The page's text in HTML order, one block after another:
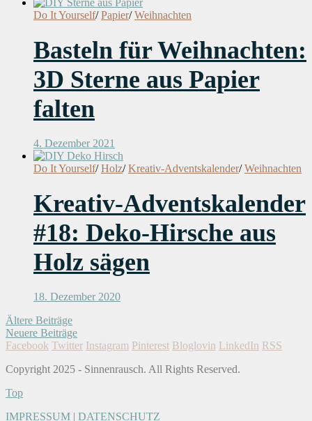
Do It Yourself/ Papier/ Weihnachten
Basteln für Weihnachten:
3D Sterne aus Papier
falten
4. Dezember 2021
Do It Yourself/ Holz/ Kreativ-Adventskalender/ Weihnachten
Kreativ-Adventskalender
#18: Deko-Hirsche aus
Holz sägen
18. Dezember 2020
Ältere Beiträge
Neuere Beiträge
Facebook Twitter Instagram Pinterest Bloglovin LinkedIn RSS
Copyright 2025 - Sinnenrausch. All Rights Reserved.
Top
IMPRESSUM | DATENSCHUTZ